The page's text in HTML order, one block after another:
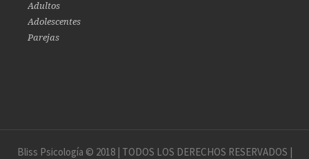
Adultos
Adolescentes
Parejas
Bliss Psicología © 2018 | TODOS LOS DERECHOS RESERVADOS |